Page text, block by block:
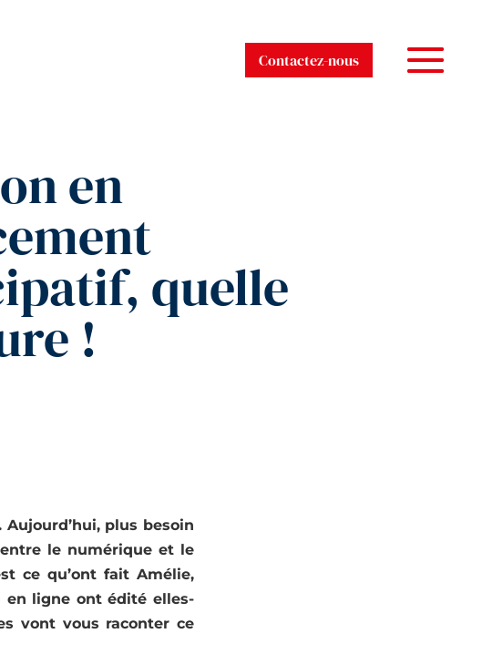
Contactez-nous
en
quelle
!
plus besoin
le numérique et le
ce qu’ont fait Amélie,
en ligne ont édité elles-
vont vous raconter ce